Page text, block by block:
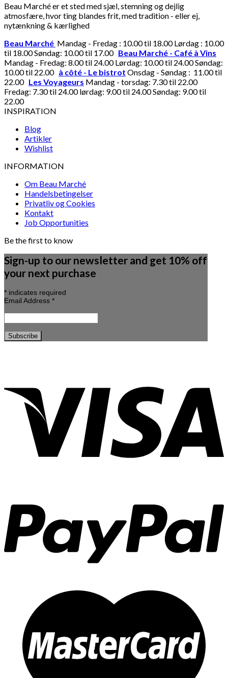
Beau Marché er et sted med sjæl, stemning og dejlig
atmosfære, hvor ting blandes frit, med tradition - eller ej,
nytænkning & kærlighed
Beau Marché Mandag - Fredag : 10.00 til 18.00 Lørdag : 10.00
til 18.00 Søndag: 10.00 til 17.00 Beau Marché - Café à Vins
Mandag - Fredag: 8.00 til 24.00 Lørdag: 10.00 til 24.00 Søndag:
10.00 til 22.00 à côté - Le bistrot Onsdag - Søndag : 11.00 til
22.00 Les Voyageurs Mandag - torsdag: 7.30 til 22.00
Fredag: 7.30 til 24.00 lørdag: 9.00 til 24.00 Søndag: 9.00 til
22.00
INSPIRATION
Blog
Artikler
Wishlist
INFORMATION
Om Beau Marché
Handelsbetingelser
Privatliv og Cookies
Kontakt
Job Opportunities
Be the first to know
Sign-up to our newsletter and get 10% off
your next purchase
* indicates required
Email Address *